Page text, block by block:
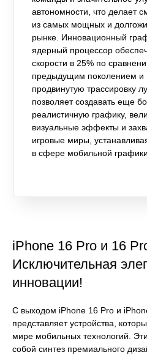
автономности, что делает
из самых мощных и
рынке. Инновационный
ядерный процессор
скорости в 25% по
предыдущим поколением и
продвинутую трассировку
позволяет создавать еще
реалистичную графику,
визуальные эффекты и
игровые миры,
в сфере мобильной графики.
iPhone 16 Pro и 16
Исключительная
инновации!
С выходом iPhone 16 Pro и
представляет устройства,
мире мобильных технологий.
собой синтез премиального